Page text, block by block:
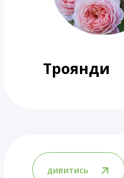
дивитись
Троянди